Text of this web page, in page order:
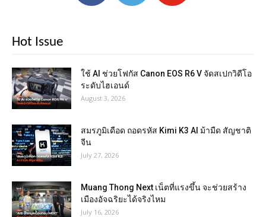
Hot Issue
ใช้ AI ช่วยโฟกัส Canon EOS R6 V จัดสเปกวิดีโอ
ระดับไฮเอนด์
August 3, 2026
สมรภูมิเดือด ถอดรหัส Kimi K3 AI ม้ามืด สัญชาติ
จีน
July 27, 2026
Muang Thong Next เน็ตที่แรงขึ้น จะช่วยสร้าง
เมืองอัจฉริยะได้จริงไหม
July 16, 2026